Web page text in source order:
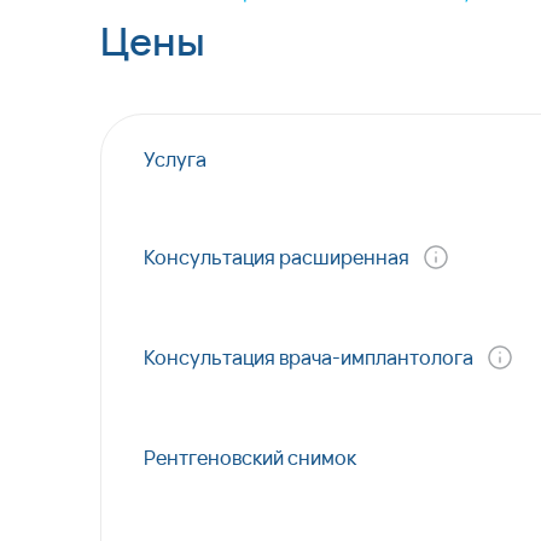
Цены
Услуга
Консультация расширенная
Консультация врача-имплантолога
Рентгеновский снимок